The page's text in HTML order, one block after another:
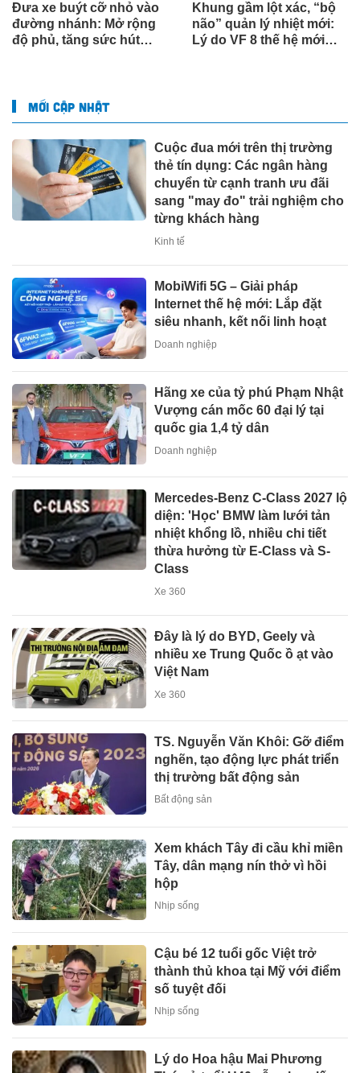
Đưa xe buýt cỡ nhỏ vào
đường nhánh: Mở rộng
độ phủ, tăng sức hút
Khung gầm lột xác, “bộ
não” quản lý nhiệt mới:
Lý do VF 8 thế hệ mới
MỚI CẬP NHẬT
Cuộc đua mới trên thị trường
thẻ tín dụng: Các ngân hàng
chuyển từ cạnh tranh ưu đãi
sang "may đo" trải nghiệm cho
từng khách hàng
Kinh tế
MobiWifi 5G – Giải pháp
Internet thế hệ mới: Lắp đặt
siêu nhanh, kết nối linh hoạt
Doanh nghiệp
Hãng xe của tỷ phú Phạm Nhật
Vượng cán mốc 60 đại lý tại
quốc gia 1,4 tỷ dân
Doanh nghiệp
Mercedes-Benz C-Class 2027 lộ
diện: 'Học' BMW làm lưới tản
nhiệt khổng lồ, nhiều chi tiết
thừa hưởng từ E-Class và S-
Class
Xe 360
Đây là lý do BYD, Geely và
nhiều xe Trung Quốc ồ ạt vào
Việt Nam
Xe 360
TS. Nguyễn Văn Khôi: Gỡ điểm
nghẽn, tạo động lực phát triển
thị trường bất động sản
Bất động sản
Xem khách Tây đi cầu khỉ miền
Tây, dân mạng nín thở vì hồi
hộp
Nhịp sống
Cậu bé 12 tuổi gốc Việt trở
thành thủ khoa tại Mỹ với điểm
số tuyệt đối
Nhịp sống
Lý do Hoa hậu Mai Phương